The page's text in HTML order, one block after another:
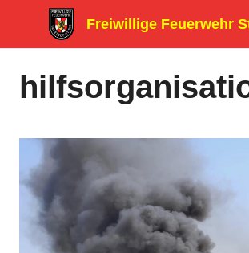
Freiwillige Feuerwehr